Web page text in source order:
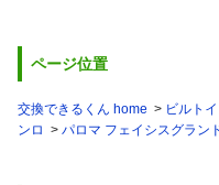
ページ位置
交換できるくん home ビルト
ンロ
パロマ フェイシスグラン